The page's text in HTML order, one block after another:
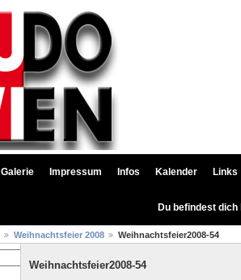
Galerie Impressum Infos Kalender Links
Du befindest
Weihnachtsfeier 2008 Weihnachtsfeier2008-54
Weihnachtsfeier2008-54